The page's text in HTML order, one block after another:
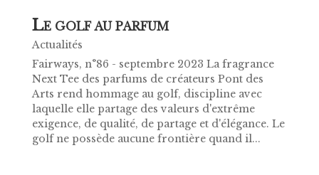
LE GOLF AU PARFUM
Actualités
Fairways, n°86 - septembre 2023 La fragrance
Next Tee des parfums de créateurs Pont des
Arts rend hommage au golf, discipline avec
laquelle elle partage des valeurs d'extrême
exigence, de qualité, de partage et d'élégance. Le
golf ne possède aucune frontière quand il...